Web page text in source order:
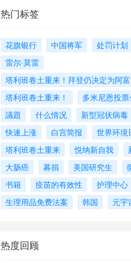
热门标签
花旗银行 中国将军 处罚计划
雷尔·莫雷
塔利班卷土重来！拜登仍决定为阿
塔利班卷土重来！
多米尼恩投票
議題
什么情况 新型冠状病毒
快速上涨
白宫简报
世界环境
塔利班卷土重来
悦纳新自我
大肠癌
募捐 美国研究生
书籍
疫苗的有效性
护理中心
生理用品免费法案
韩国 元宇
热度回顾